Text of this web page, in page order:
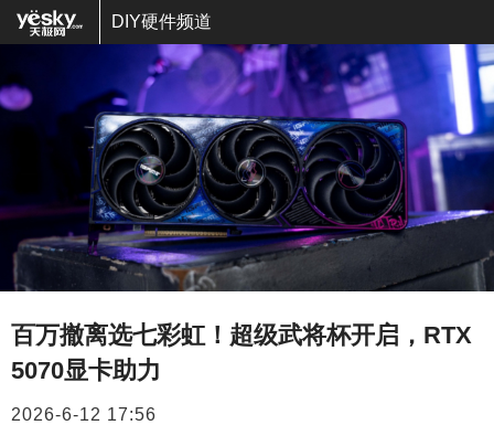
DIY硬件频道
百万撤离选七彩虹！超级武将杯开启，RTX
5070显卡助力
2026-6-12 17:56